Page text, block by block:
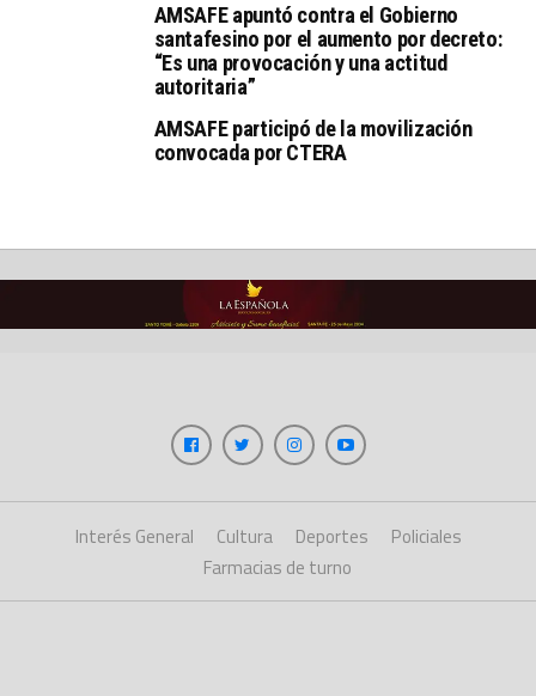
AMSAFE apuntó contra el Gobierno
santafesino por el aumento por decreto:
“Es una provocación y una actitud
autoritaria”
AMSAFE participó de la movilización
convocada por CTERA
Interés General Cultura Deportes
Policiales
Farmacias de turno